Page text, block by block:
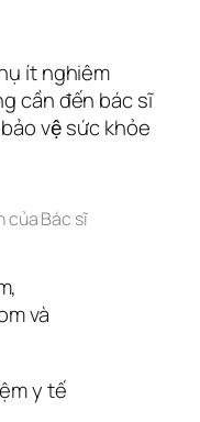
ít nghiêm
cần đến bác sĩ
vệ sức khỏe
của Bác sĩ
và
y tế